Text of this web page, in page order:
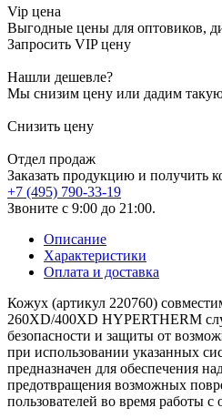
Vip цена
Выгодные цены для оптовиков,
Запросить VIP цену
Нашли дешевле?
Мы снизим цену или дадим
Снизить цену
Отдел продаж
Заказать продукцию и получить
+7 (495) 790-33-19
Звоните с 9:00 до 21:00.
Описание
Характеристики
Оплата и доставка
Кожух (артикул 220760)
260XD/400XD HYPERTHERM
безопасности и защиты от
при использовании указанных
предназначен для обеспечения
предотвращения возможных
пользователей во время работы с